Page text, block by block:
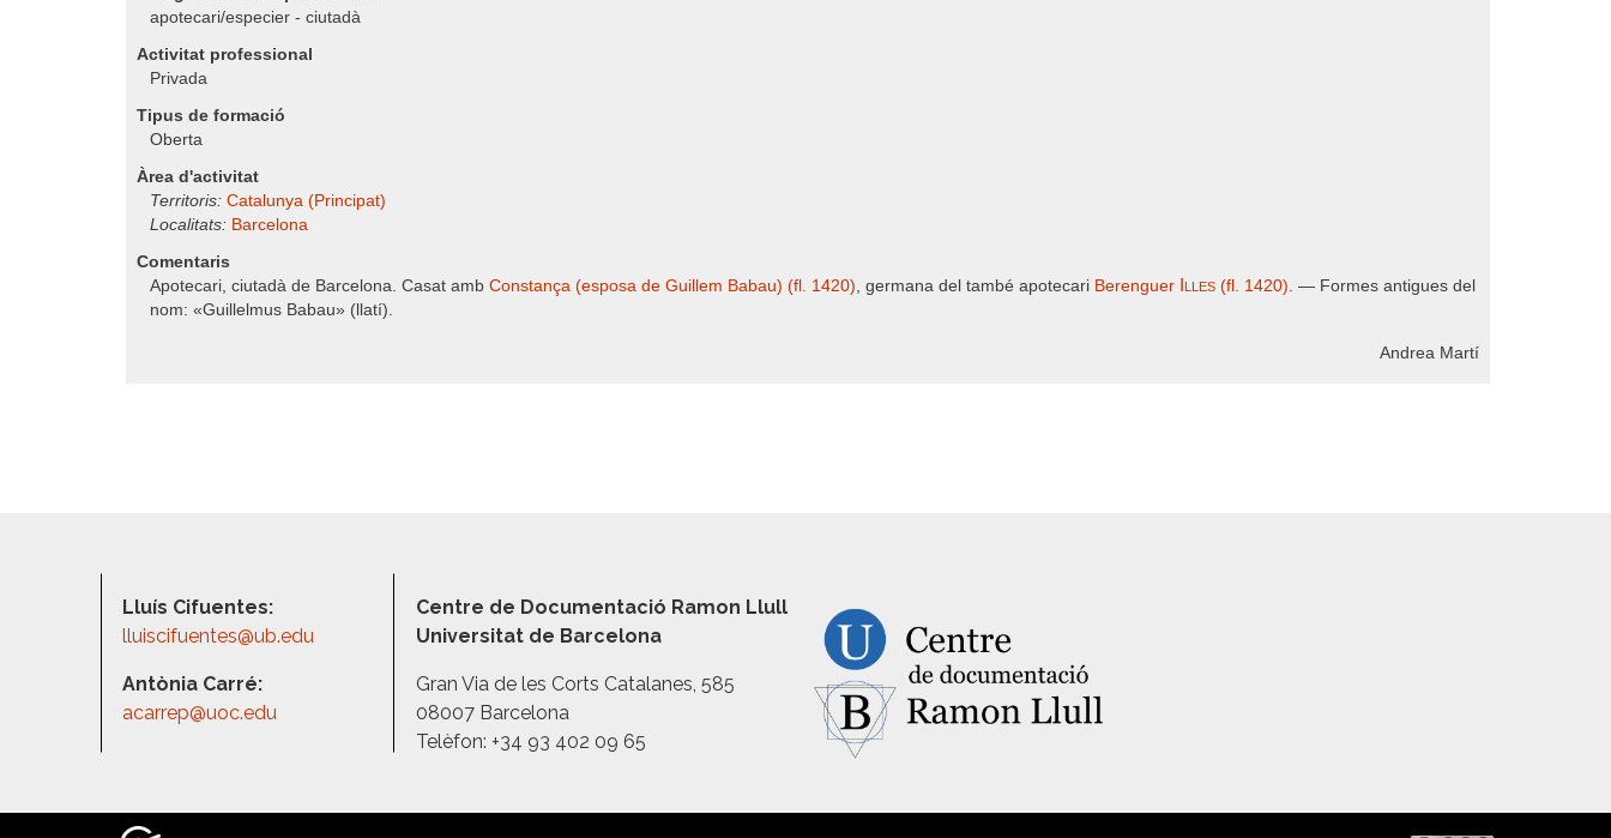
apotecari/especier - ciutadà
Activitat professional
Privada
Tipus de formació
Oberta
Àrea d'activitat
Territoris: Catalunya (Principat)
Localitats: Barcelona
Comentaris
Apotecari, ciutadà de Barcelona. Casat amb Constança (esposa de Guillem Babau) (fl. 1420), germana del també apotecari Berenguer Illes (fl. 1420). — Formes antigues del
nom: «Guillelmus Babau» (llatí).
Andrea Martí
Lluís Cifuentes:
lluiscifuentes@ub.edu
Antònia Carré:
acarrep@uoc.edu
Centre de Documentació Ramon Llull
Universitat de Barcelona
Gran Via de les Corts Catalanes, 585
08007 Barcelona
Telèfon: +34 93 402 09 65